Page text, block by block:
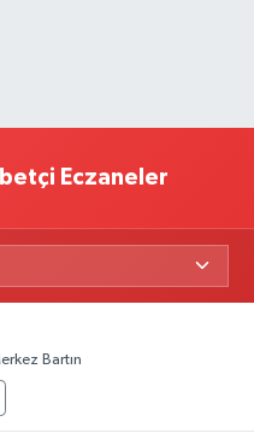
Eczaneler
Bartın